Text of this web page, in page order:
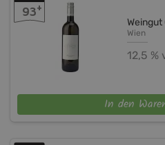
Weingut
Wien
12,5 %
93+
In den